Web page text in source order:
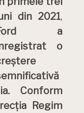
din 2021,
a
o
Conform
Regim